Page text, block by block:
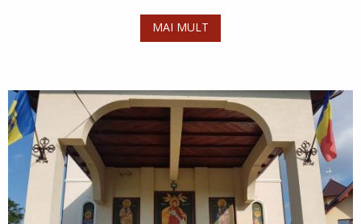
MAI MULT